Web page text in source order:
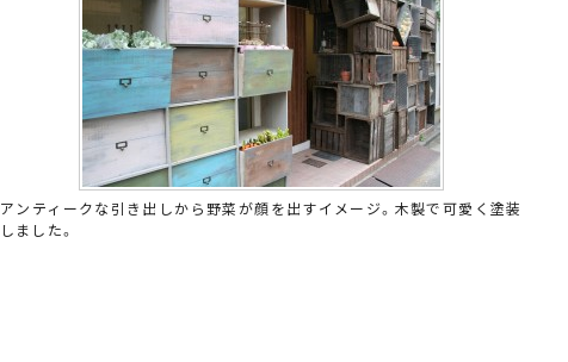
アンティークな引き出しから野菜が顔を出すイメージ。木製で可愛く塗装
しました。